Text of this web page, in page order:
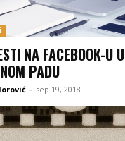
NA FACEBOOK-U U
PADU
- sep 19, 2018